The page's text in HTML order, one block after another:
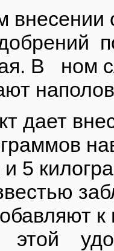
внесении
В ном
дает
5
этой